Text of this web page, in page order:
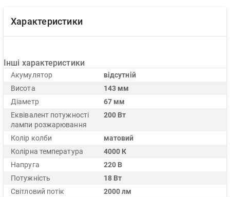
Характеристики
Інші характеристики
Акумулятор
відсутній
Висота
143 мм
Діаметр
67 мм
Еквівалент потужності
лампи розжарювання
200 Вт
Колір колби
матовий
Колірна температура
4000 К
Напруга
220 В
Потужність
18 Вт
Світловий потік
2000 лм